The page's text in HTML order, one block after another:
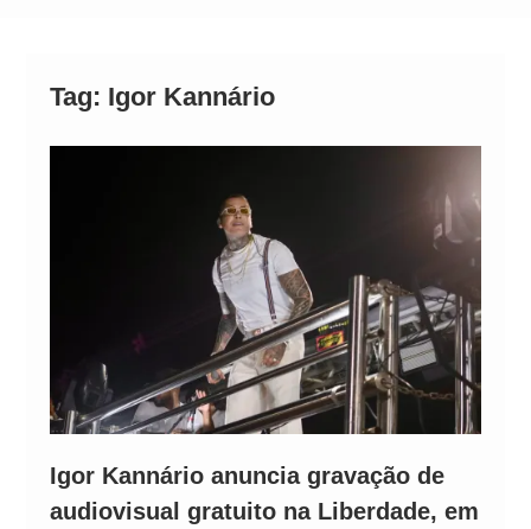
Tag: Igor Kannário
Igor Kannário anuncia gravação de
audiovisual gratuito na Liberdade, em